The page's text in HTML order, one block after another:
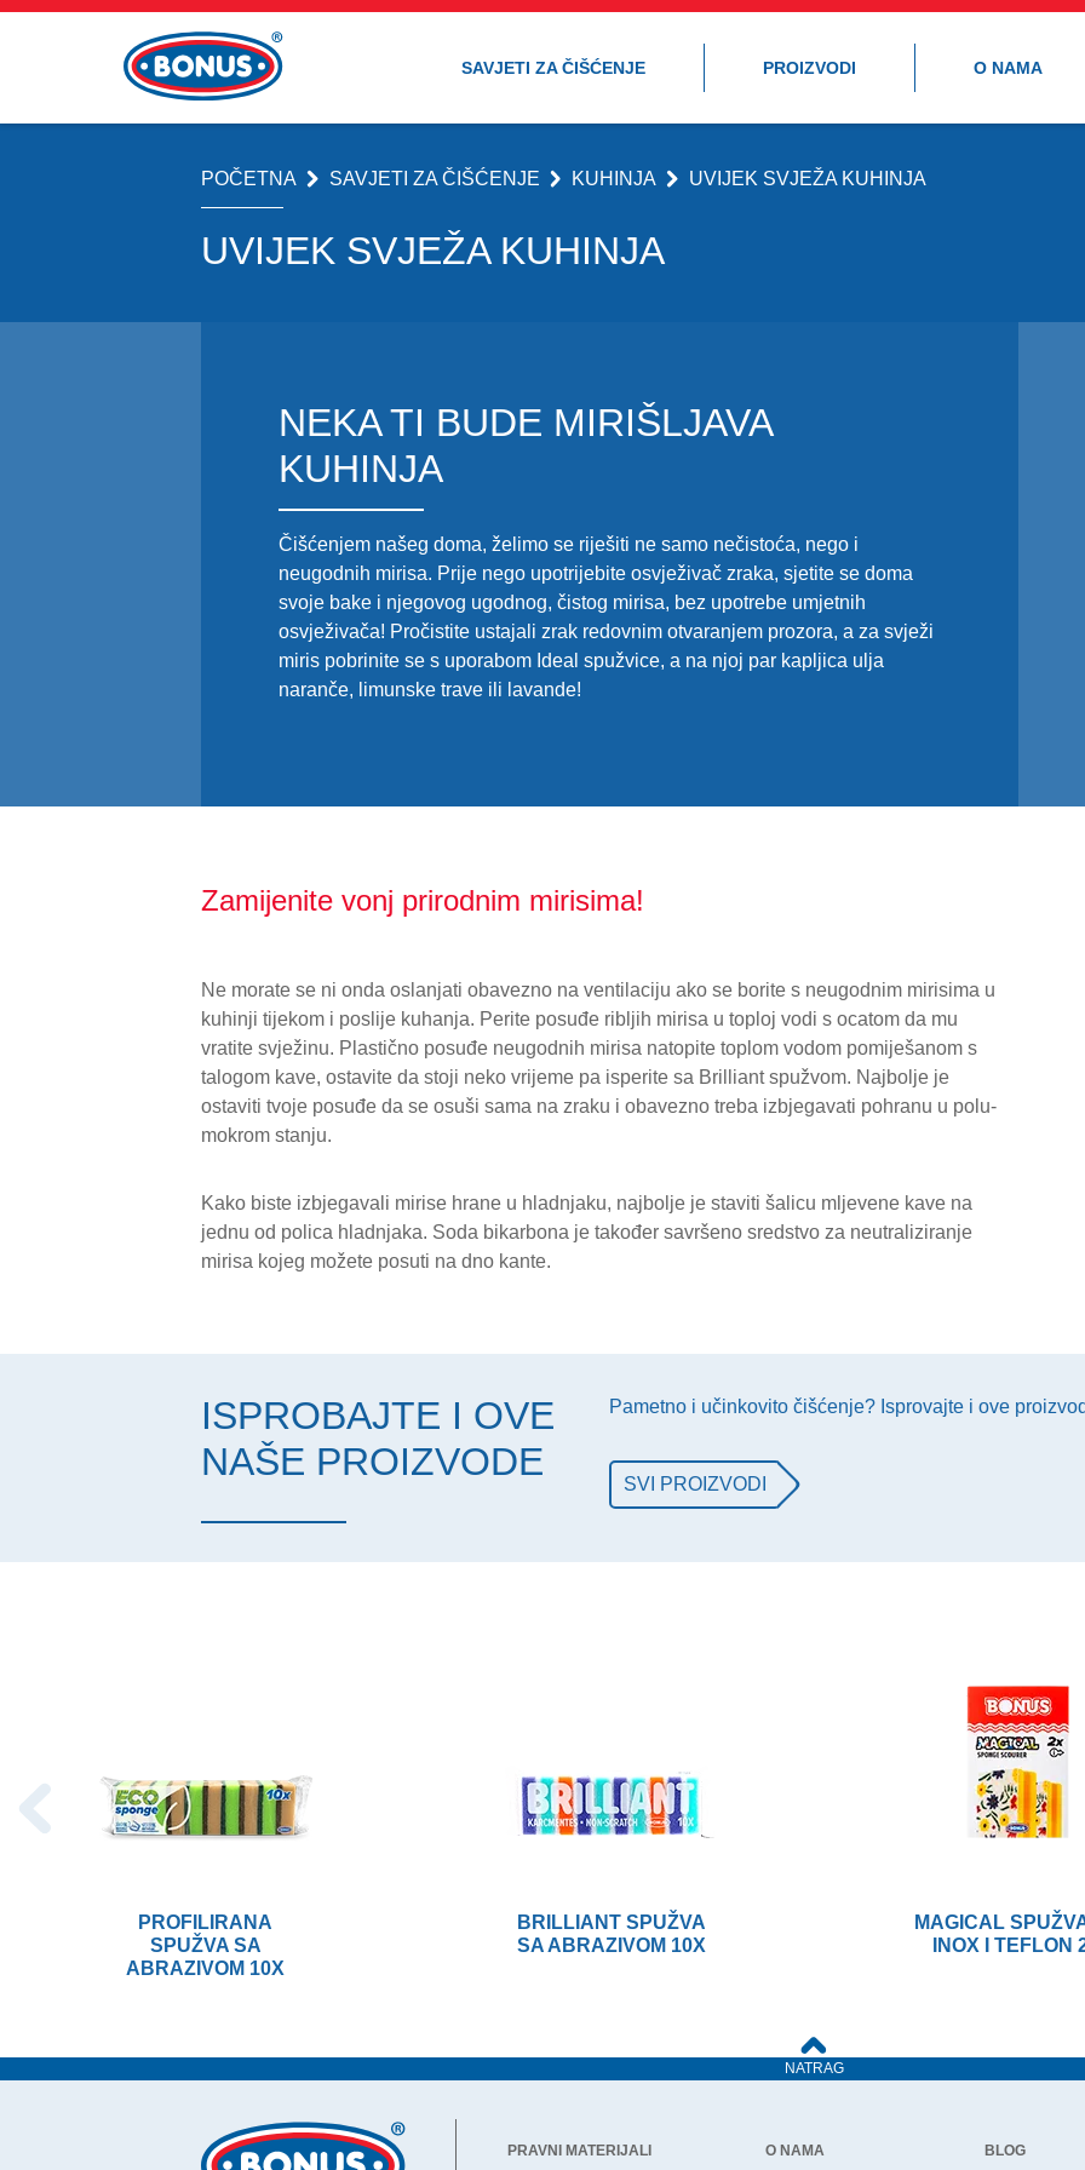
SAVJETI ZA ČIŠĆENJE PROIZVODI O NAMA
POČETNA SAVJETI ZA ČIŠĆENJE KUHINJA UVIJEK SVJEŽA KUHINJA
UVIJEK SVJEŽA KUHINJA
NEKA TI BUDE MIRIŠLJAVA
KUHINJA
Čišćenjem našeg doma, želimo se riješiti ne samo nečistoća, nego i
neugodnih mirisa. Prije nego upotrijebite osvježivač zraka, sjetite se doma
svoje bake i njegovog ugodnog, čistog mirisa, bez upotrebe umjetnih
osvježivača! Pročistite ustajali zrak redovnim otvaranjem prozora, a za svježi
miris pobrinite se s uporabom Ideal spužvice, a na njoj par kapljica ulja
naranče, limunske trave ili lavande!
Zamijenite vonj prirodnim mirisima!
Ne morate se ni onda oslanjati obavezno na ventilaciju ako se borite s neugodnim mirisima u
kuhinji tijekom i poslije kuhanja. Perite posuđe ribljih mirisa u toploj vodi s ocatom da mu
vratite svježinu. Plastično posuđe neugodnih mirisa natopite toplom vodom pomiješanom s
talogom kave, ostavite da stoji neko vrijeme pa isperite sa Brilliant spužvom. Najbolje je
ostaviti tvoje posuđe da se osuši sama na zraku i obavezno treba izbjegavati pohranu u polu-
mokrom stanju.
Kako biste izbjegavali mirise hrane u hladnjaku, najbolje je staviti šalicu mljevene kave na
jednu od polica hladnjaka. Soda bikarbona je također savršeno sredstvo za neutraliziranje
mirisa kojeg možete posuti na dno kante.
ISPROBAJTE I OVE
NAŠE PROIZVODE
Pametno i učinkovito čišćenje? Isprovajte i ove
SVI PROIZVODI
PROFILIRANA
SPUŽVA SA
ABRAZIVOM 10X
BRILLIANT SPUŽVA
SA ABRAZIVOM 10X
MAGICAL
INOX I TEFLON
NATRAG
PRAVNI MATERIJALI O NAMA BLOG